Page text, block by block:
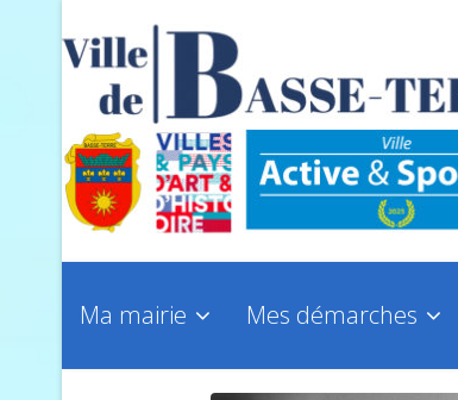
Ma mairie Mes démarches